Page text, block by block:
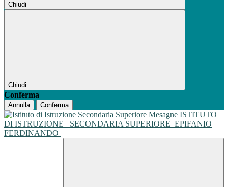
Chiudi
Chiudi
Conferma
Annulla Conferma
ISTITUTO
DI ISTRUZIONE
SECONDARIA SUPERIORE EPIFANIO
FERDINANDO